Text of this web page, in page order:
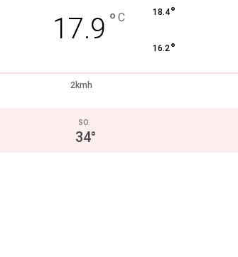
17.9 ° C 18.4°
16.2°
2kmh
SO.
34°